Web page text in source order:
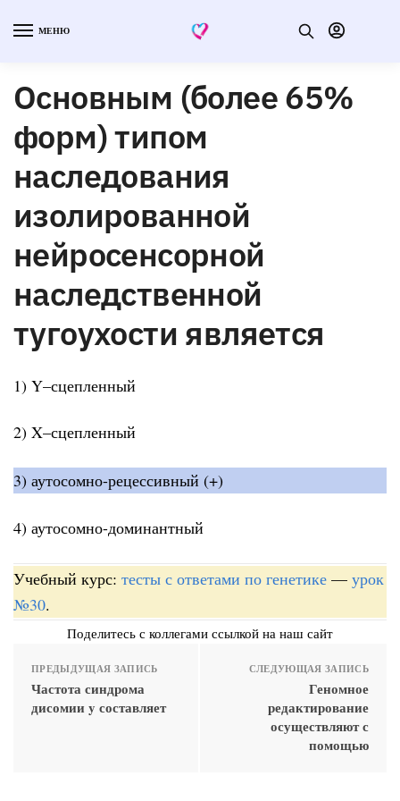
МЕНЮ
Основным (более 65%
форм) типом
наследования
изолированной
нейросенсорной
наследственной
тугоухости является
1) Y–сцепленный
2) X–сцепленный
3) аутосомно-рецессивный (+)
4) аутосомно-доминантный
Учебный курс: тесты с ответами по генетике — урок
№30.
Поделитесь с коллегами ссылкой на наш сайт
ПРЕДЫДУЩАЯ ЗАПИСЬ
Частота синдрома
дисомии y составляет
СЛЕДУЮЩАЯ ЗАПИСЬ
Геномное
редактирование
осуществляют с
помощью